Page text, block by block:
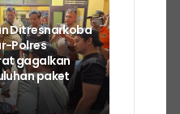
Ditresnarkoba
Polres
gagalkan
paket